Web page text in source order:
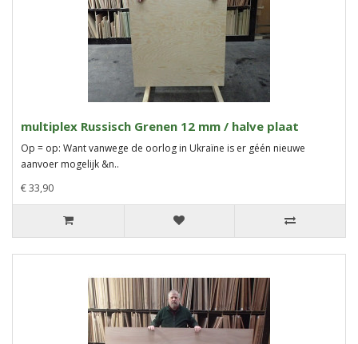
multiplex Russisch Grenen 12 mm / halve plaat
Op = op: Want vanwege de oorlog in Ukraïne is er géén nieuwe
aanvoer mogelijk &n..
€ 33,90